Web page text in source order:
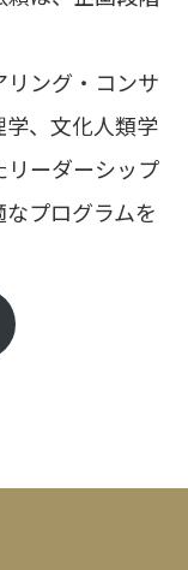
ング・コンサ
、文化人類学
ーダーシップ
プログラムを